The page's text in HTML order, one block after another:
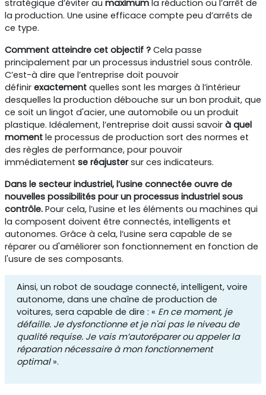
stratégique d’éviter au maximum la réduction ou l’arrêt de
la production. Une usine efficace compte peu d’arrêts de
ce type.
Comment atteindre cet objectif ? Cela passe
principalement par un processus industriel sous contrôle.
C’est-à dire que l’entreprise doit pouvoir
définir exactement quelles sont les marges à l’intérieur
desquelles la production débouche sur un bon produit, que
ce soit un lingot d'acier, une automobile ou un produit
plastique. Idéalement, l’entreprise doit aussi savoir à quel
moment le processus de production sort des normes et
des règles de performance, pour pouvoir
immédiatement se réajustersur ces indicateurs.
Dans le secteur industriel, l’usine connectée ouvre de
nouvelles possibilités pour un processus industriel sous
contrôle. Pour cela, l’usine et les éléments ou machines qui
la composent doivent être connectés, intelligents et
autonomes. Grâce à cela, l’usine sera capable de se
réparer ou d'améliorer son fonctionnement en fonction de
l'usure de ses composants.
Ainsi, un robot de soudage connecté, intelligent, voire
autonome, dans une chaîne de production de
voitures, sera capable de dire : « En ce moment, je
défaille. Je dysfonctionne et je n'ai pas le niveau de
qualité requise. Je vais m’autoréparer ou appeler la
réparation nécessaire à mon fonctionnement
optimal ».